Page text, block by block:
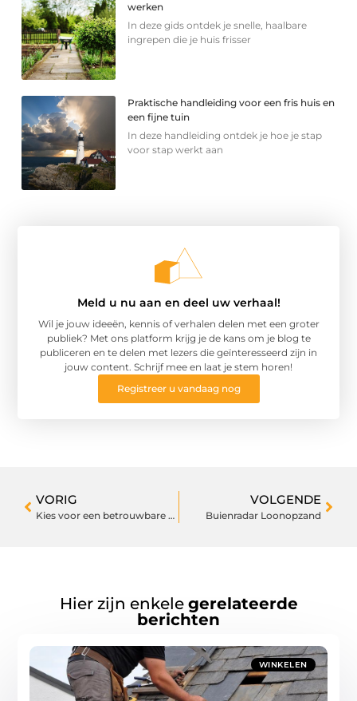
werken
In deze gids ontdek je snelle, haalbare
ingrepen die je huis frisser
Praktische handleiding voor een fris huis en
een fijne tuin
In deze handleiding ontdek je hoe je stap
voor stap werkt aan
Meld u nu aan en deel uw verhaal!
Wil je jouw ideeën, kennis of verhalen delen met een groter
publiek? Met ons platform krijg je de kans om je blog te
publiceren en te delen met lezers die geïnteresseerd zijn in
jouw content. Schrijf mee en laat je stem horen!
Registreer u vandaag nog
VORIG
Kies voor een betrouwbare borduurstudio nabij Utrecht
VOLGENDE
Buienradar Loonopzand
Hier zijn enkele gerelateerde
berichten
WINKELEN